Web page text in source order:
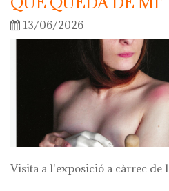
13/06/2026
Visita a l'exposició a càrrec de